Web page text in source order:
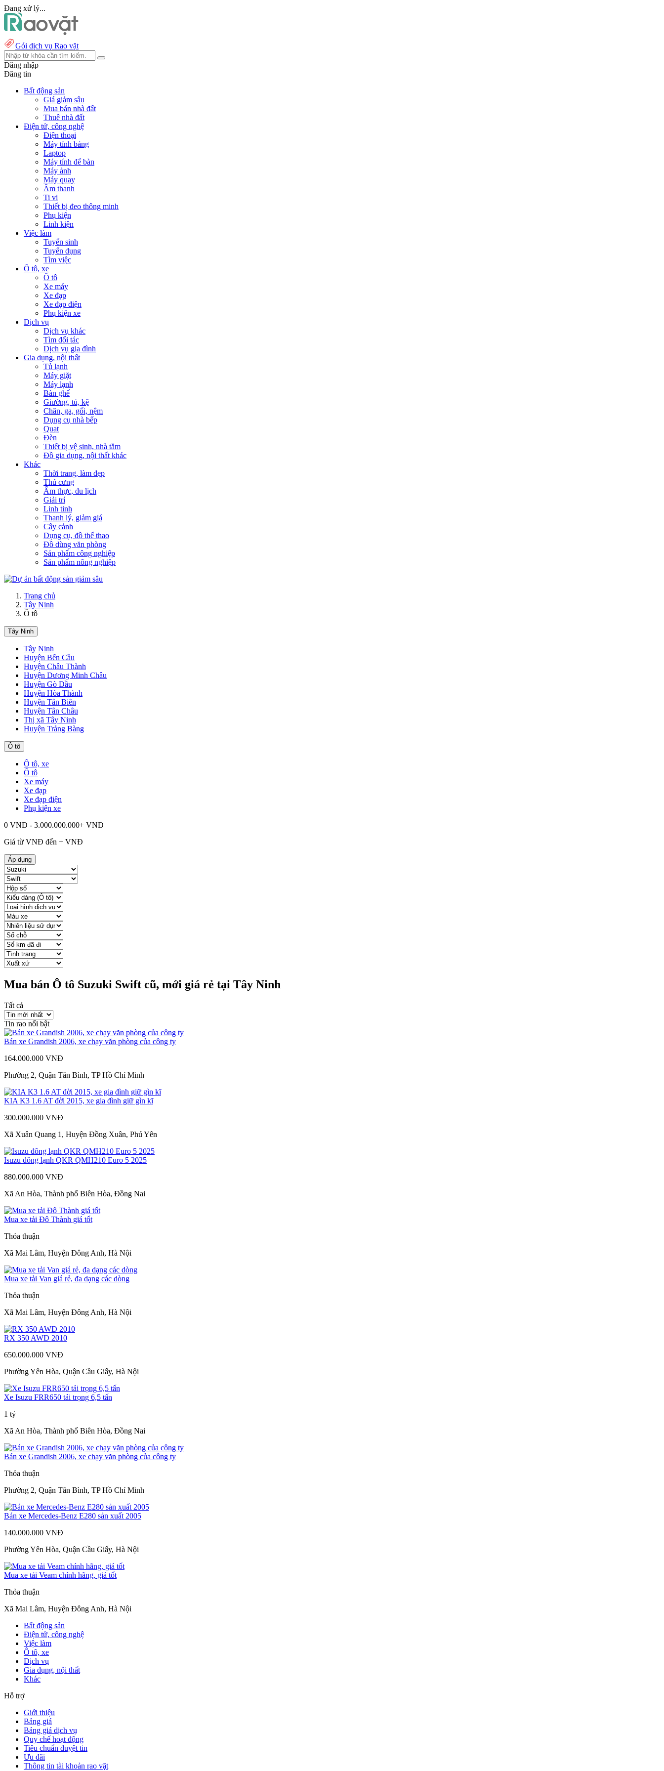
Đang xử lý...
Gói dịch vụ Rao vặt
Đăng nhập
Đăng tin
Bất động sản
Giá giảm sâu
Mua bán nhà đất
Thuê nhà đất
Điện tử, công nghệ
Điện thoại
Máy tính bảng
Laptop
Máy tính để bàn
Máy ảnh
Máy quay
Âm thanh
Ti vi
Thiết bị đeo thông minh
Phụ kiện
Linh kiện
Việc làm
Tuyển sinh
Tuyển dụng
Tìm việc
Ô tô, xe
Ô tô
Xe máy
Xe đạp
Xe đạp điện
Phụ kiện xe
Dịch vụ
Dịch vụ khác
Tìm đối tác
Dịch vụ gia đình
Gia dụng, nội thất
Tủ lạnh
Máy giặt
Máy lạnh
Bàn ghế
Giường, tủ, kệ
Chăn, ga, gối, nệm
Dụng cụ nhà bếp
Quạt
Đèn
Thiết bị vệ sinh, nhà tắm
Đồ gia dụng, nội thất khác
Khác
Thời trang, làm đẹp
Thú cưng
Ẩm thực, du lịch
Giải trí
Linh tinh
Thanh lý, giảm giá
Cây cảnh
Dụng cụ, đồ thể thao
Đồ dùng văn phòng
Sản phẩm công nghiệp
Sản phẩm nông nghiệp
Trang chủ
Tây Ninh
Ô tô
Tây Ninh
Tây Ninh
Huyện Bến Cầu
Huyện Châu Thành
Huyện Dương Minh Châu
Huyện Gò Dầu
Huyện Hòa Thành
Huyện Tân Biên
Huyện Tân Châu
Thị xã Tây Ninh
Huyện Trảng Bàng
Ô tô
Ô tô, xe
Ô tô
Xe máy
Xe đạp
Xe đạp điện
Phụ kiện xe
0 VNĐ - 3.000.000.000+ VNĐ
Giá từ VNĐ đến + VNĐ
Áp dụng
Mua bán Ô tô Suzuki Swift cũ, mới giá rẻ tại Tây Ninh
Tất cả
Tin rao nổi bật
Bán xe Grandish 2006, xe chạy văn phòng của công ty
164.000.000 VNĐ
Phường 2, Quận Tân Bình, TP Hồ Chí Minh
KIA K3 1.6 AT đời 2015, xe gia đình giữ gìn kĩ
300.000.000 VNĐ
Xã Xuân Quang 1, Huyện Đồng Xuân, Phú Yên
Isuzu đông lạnh QKR QMH210 Euro 5 2025
880.000.000 VNĐ
Xã An Hòa, Thành phố Biên Hòa, Đồng Nai
Mua xe tải Đô Thành giá tốt
Thỏa thuận
Xã Mai Lâm, Huyện Đông Anh, Hà Nội
Mua xe tải Van giá rẻ, đa dạng các dòng
Thỏa thuận
Xã Mai Lâm, Huyện Đông Anh, Hà Nội
RX 350 AWD 2010
650.000.000 VNĐ
Phường Yên Hòa, Quận Cầu Giấy, Hà Nội
Xe Isuzu FRR650 tải trọng 6,5 tấn
1 tỷ
Xã An Hòa, Thành phố Biên Hòa, Đồng Nai
Bán xe Grandish 2006, xe chạy văn phòng của công ty
Thỏa thuận
Phường 2, Quận Tân Bình, TP Hồ Chí Minh
Bán xe Mercedes-Benz E280 sản xuất 2005
140.000.000 VNĐ
Phường Yên Hòa, Quận Cầu Giấy, Hà Nội
Mua xe tải Veam chính hãng, giá tốt
Thỏa thuận
Xã Mai Lâm, Huyện Đông Anh, Hà Nội
Bất động sản
Điện tử, công nghệ
Việc làm
Ô tô, xe
Dịch vụ
Gia dụng, nội thất
Khác
Hỗ trợ
Giới thiệu
Bảng giá
Bảng giá dịch vụ
Quy chế hoạt động
Tiêu chuẩn duyệt tin
Ưu đãi
Thông tin tài khoản rao vặt